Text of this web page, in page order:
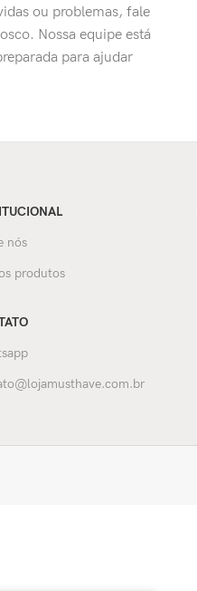
ou problemas, fale
Nossa equipe está
para ajudar
nós
produtos